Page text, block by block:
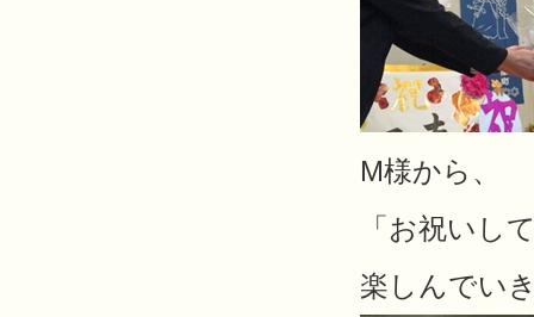
M様から、
「お祝いし
楽しんでい